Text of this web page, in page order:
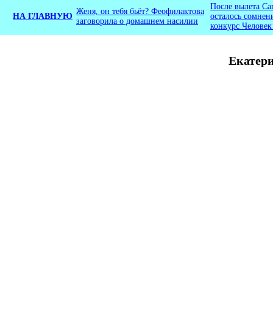
НА ГЛАВНУЮ
Женя, он тебя бьёт? Феофилактова
заговорила о домашнем насилии
После вылета
осталось
конкурс